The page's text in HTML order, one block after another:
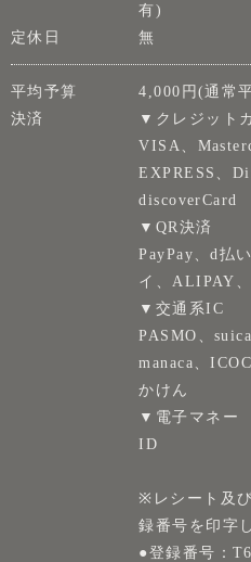
有)
定休日
無
平均予算
4,000円(通常
決済
▼クレジット
VISA、
EXPRESS、
discoverCard
▼QR決済
PayPay、d払
イ、ALIPAY
▼交通系IC
PASMO、
manaca、
かけん
▼電子マネー
ID
※レシート及
録番号を印字
●登録番号：